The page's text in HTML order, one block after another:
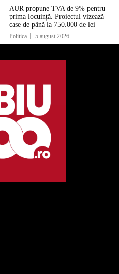
AUR propune TVA de 9% pentru
prima locuință. Proiectul vizează
case de până la 750.000 de lei
Politica 5 august 2026